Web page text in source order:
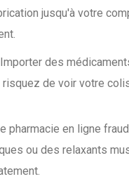
jusqu'à votre
Importer des
risquez de voir votre
pharmacie en ligne
ou des relaxants